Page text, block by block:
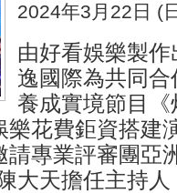
2024年3月22日 (
由好看娛樂製
逸國際為共同
養成實境節目
花費鉅資搭建
專業評審團亞
大天擔任主持